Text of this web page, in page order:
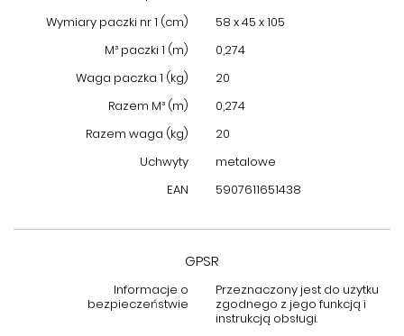
mebla. Jej uniwersalny design oraz przemyślane rozwiązania
sprawiają, że sprawdzi się w każdym domu, dodając mu
materiały czynią ją nie tylko praktycznym, ale i stylowym
elementem wyposażenia wnętrz.
Wymiary paczki nr 1 (cm)
58 x 45 x 105
M³ paczki 1 (m)
0,274
Waga paczka 1 (kg)
20
Razem M³ (m)
0,274
Razem waga (kg)
20
Uchwyty
metalowe
EAN
5907611651438
GPSR
Informacje o
bezpieczeństwie
Przeznaczony jest do użytku
zgodnego z jego funkcją i
instrukcją obsługi.